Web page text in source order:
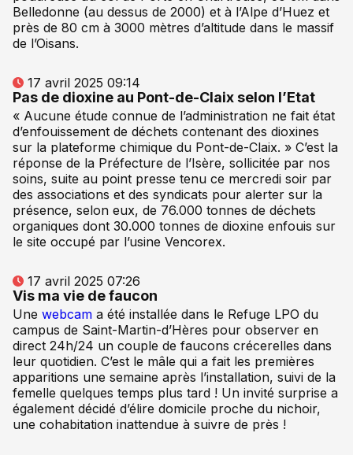
Belledonne (au dessus de 2000) et à l’Alpe d’Huez et
près de 80 cm à 3000 mètres d’altitude dans le massif
de l’Oisans.
17 avril 2025 09:14
Pas de dioxine au Pont-de-Claix selon l’Etat
« Aucune étude connue de l’administration ne fait état
d’enfouissement de déchets contenant des dioxines
sur la plateforme chimique du Pont-de-Claix. » C’est la
réponse de la Préfecture de l’Isère, sollicitée par nos
soins, suite au point presse tenu ce mercredi soir par
des associations et des syndicats pour alerter sur la
présence, selon eux, de 76.000 tonnes de déchets
organiques dont 30.000 tonnes de dioxine enfouis sur
le site occupé par l’usine Vencorex.
17 avril 2025 07:26
Vis ma vie de faucon
Une webcam a été installée dans le Refuge LPO du
campus de Saint-Martin-d’Hères pour observer en
direct 24h/24 un couple de faucons crécerelles dans
leur quotidien. C’est le mâle qui a fait les premières
apparitions une semaine après l’installation, suivi de la
femelle quelques temps plus tard ! Un invité surprise a
également décidé d’élire domicile proche du nichoir,
une cohabitation inattendue à suivre de près !